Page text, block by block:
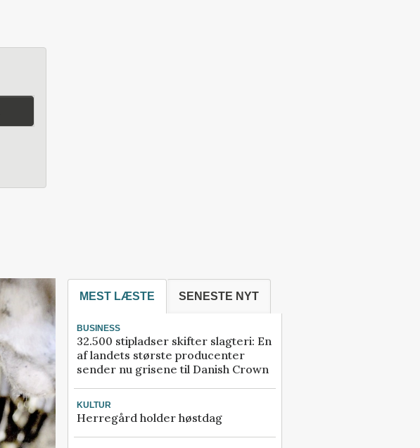
MEST LÆSTE SENESTE NYT
BUSINESS
32.500 stipladser skifter slagteri: En
af landets største producenter
sender nu grisene til Danish Crown
KULTUR
Herregård holder høstdag